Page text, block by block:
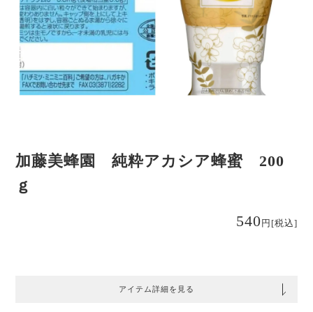
加藤美蜂園 純粋アカシア蜂蜜 200
ｇ
540円 [税込]
アイテム詳細を見る